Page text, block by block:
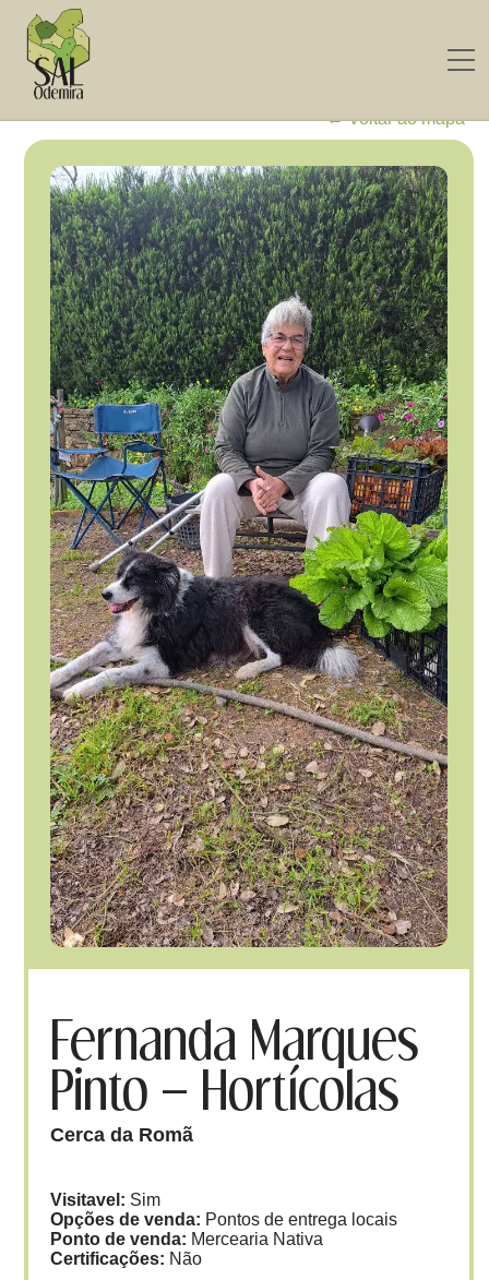
← Voltar ao mapa
Fernanda Marques
Pinto – Hortícolas
Cerca da Romã
Visitavel: Sim
Opções de venda: Pontos de entrega locais
Ponto de venda: Mercearia Nativa
Certificações: Não